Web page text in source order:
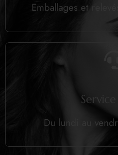
Emballages et
Du lundi au